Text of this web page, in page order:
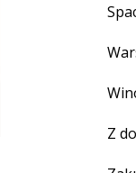
Z